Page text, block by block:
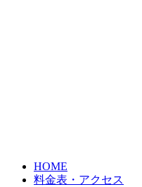
HOME
料金表・アクセス